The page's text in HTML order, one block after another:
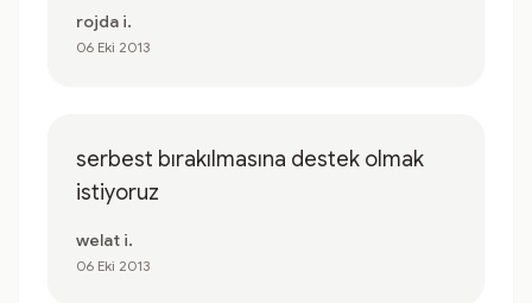
rojda i.
06 Eki 2013
serbest bırakılmasına destek olmak
istiyoruz
welat i.
06 Eki 2013